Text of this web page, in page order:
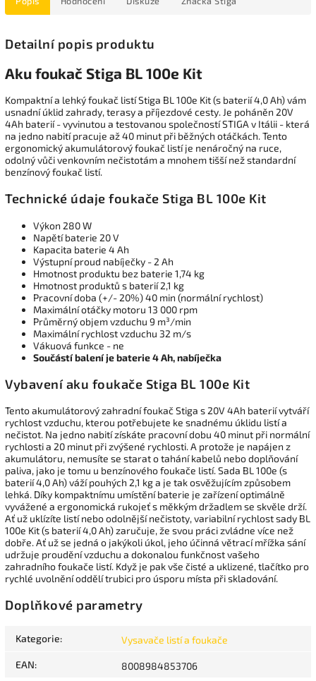
Detailní popis produktu
Aku foukač Stiga BL 100e Kit
Kompaktní a lehký foukač listí Stiga BL 100e Kit (s baterií 4,0 Ah) vám
usnadní úklid zahrady, terasy a příjezdové cesty. Je poháněn 20V
4Ah baterií - vyvinutou a testovanou společností STIGA v Itálii - která
na jedno nabití pracuje až 40 minut při běžných otáčkách. Tento
ergonomický akumulátorový foukač listí je nenáročný na ruce,
odolný vůči venkovním nečistotám a mnohem tišší než standardní
benzínový foukač listí.
Technické údaje foukače Stiga BL 100e Kit
Výkon 280 W
Napětí baterie 20 V
Kapacita baterie 4 Ah
Výstupní proud nabíječky - 2 Ah
Hmotnost produktu bez baterie 1,74 kg
Hmotnost produktů s baterií 2,1 kg
Pracovní doba (+/- 20%) 40 min (normální rychlost)
Maximální otáčky motoru 13 000 rpm
Průměrný objem vzduchu 9 m³/min
Maximální rychlost vzduchu 32 m/s
Vákuová funkce - ne
Součástí balení je baterie 4 Ah, nabíječka
Vybavení aku foukače Stiga BL 100e Kit
Tento akumulátorový zahradní foukač Stiga s 20V 4Ah baterií vytváří
rychlost vzduchu, kterou potřebujete ke snadnému úklidu listí a
nečistot. Na jedno nabití získáte pracovní dobu 40 minut při normální
rychlosti a 20 minut při zvýšené rychlosti. A protože je napájen z
akumulátoru, nemusíte se starat o tahání kabelů nebo doplňování
paliva, jako je tomu u benzínového foukače listí. Sada BL 100e (s
baterií 4,0 Ah) váží pouhých 2,1 kg a je tak osvěžujícím způsobem
lehká. Díky kompaktnímu umístění baterie je zařízení optimálně
vyvážené a ergonomická rukojeť s měkkým držadlem se skvěle drží.
Ať už uklízíte listí nebo odolnější nečistoty, variabilní rychlost sady BL
100e Kit (s baterií 4,0 Ah) zaručuje, že svou práci zvládne více než
dobře. Ať už se jedná o jakýkoli úkol, jeho účinná větrací mřížka sání
udržuje proudění vzduchu a dokonalou funkčnost vašeho
zahradního foukače listí. Když je pak vše čisté a uklizené, tlačítko pro
rychlé uvolnění oddělí trubici pro úsporu místa při skladování.
Doplňkové parametry
Kategorie: Vysavače listí a foukače
EAN: 8008984853706